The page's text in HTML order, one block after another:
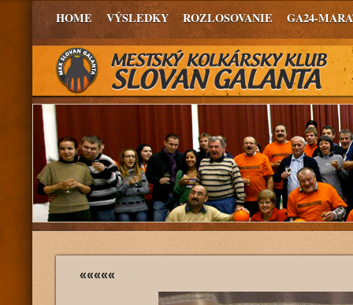
HOME VÝSLEDKY ROZLOSOVANIE GA24-
«««««